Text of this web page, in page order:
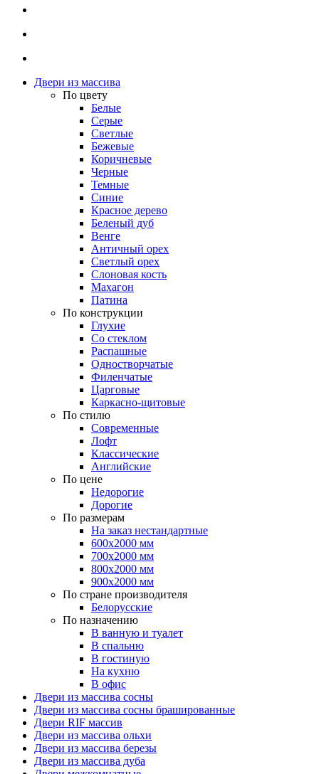
Двери из массива
По цвету
Белые
Серые
Светлые
Бежевые
Коричневые
Черные
Темные
Синие
Красное дерево
Беленый дуб
Венге
Античный орех
Светлый орех
Слоновая кость
Махагон
Патина
По конструкции
Глухие
Со стеклом
Распашные
Одностворчатые
Филенчатые
Царговые
Каркасно-щитовые
По стилю
Современные
Лофт
Классические
Английские
По цене
Недорогие
Дорогие
По размерам
На заказ нестандартные
600х2000 мм
700х2000 мм
800х2000 мм
900х2000 мм
По стране производителя
Белорусские
По назначению
В ванную и туалет
В спальню
В гостиную
На кухню
В офис
Двери из массива сосны
Двери из массива сосны брашированные
Двери RIF массив
Двери из массива ольхи
Двери из массива березы
Двери из массива дуба